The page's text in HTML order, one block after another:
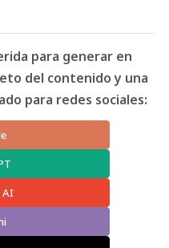
para generar en
del contenido y una
para redes sociales:
AI